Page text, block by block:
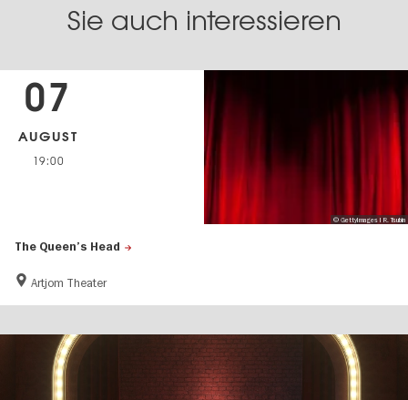
Sie auch interessieren
The Queen’s Head
Artjom Theater
07
AUGUST
19:00
© GettyImages I R. Tsubin